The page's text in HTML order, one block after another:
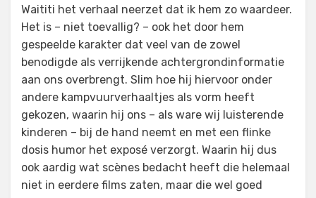
Waititi het verhaal neerzet dat ik hem zo waardeer.
Het is – niet toevallig? – ook het door hem
gespeelde karakter dat veel van de zowel
benodigde als verrijkende achtergrondinformatie
aan ons overbrengt. Slim hoe hij hiervoor onder
andere kampvuurverhaaltjes als vorm heeft
gekozen, waarin hij ons – als ware wij luisterende
kinderen – bij de hand neemt en met een flinke
dosis humor het exposé verzorgt. Waarin hij dus
ook aardig wat scènes bedacht heeft die helemaal
niet in eerdere films zaten, maar die wel goed